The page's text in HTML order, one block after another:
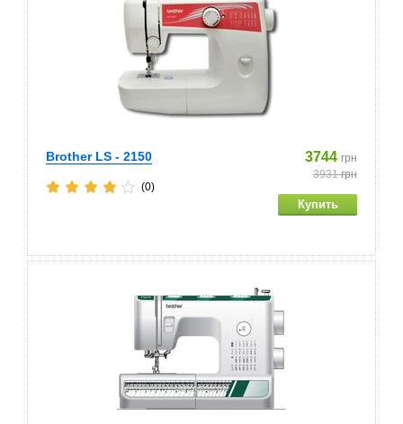
Brother LS - 2150 3744 грн
3931грн
(0)